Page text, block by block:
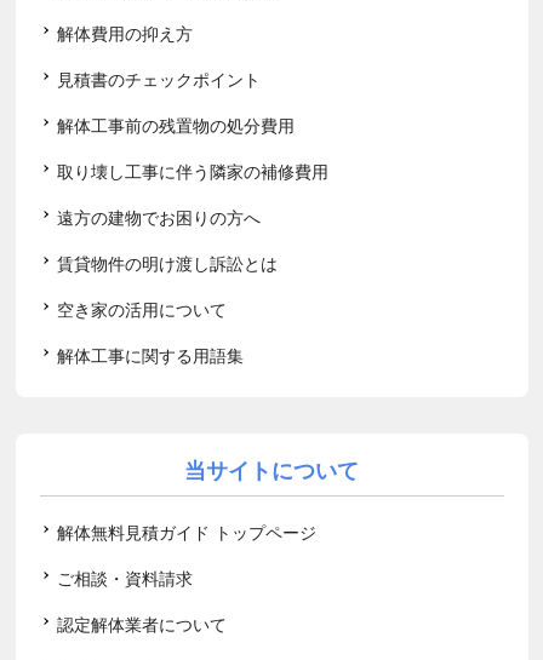
解体費用の抑え方
見積書のチェックポイント
解体工事前の残置物の処分費用
取り壊し工事に伴う隣家の補修費用
遠方の建物でお困りの方へ
賃貸物件の明け渡し訴訟とは
空き家の活用について
解体工事に関する用語集
当サイトについて
解体無料見積ガイド トップページ
ご相談・資料請求
認定解体業者について